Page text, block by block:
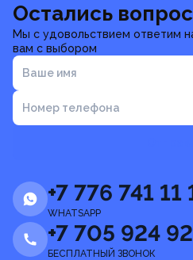
Остались
Мы с удовольствием ответим
вам с выбором
Ваше имя
Номер телефона
+7 776 741 11
WHATSAPP
+7 705 924
БЕСПЛАТНЫЙ ЗВОНОК